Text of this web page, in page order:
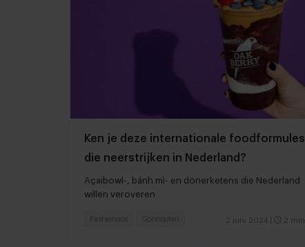
Ken je deze internationale foodformules
die neerstrijken in Nederland?
Açaibowl-, bánh mì- en dönerketens die Nederland
willen veroveren
2 juni 2024 2 min
Fastservice Concepten